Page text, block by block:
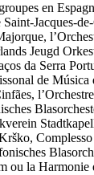
en
Jacques-
Jeugd
da Serra
de Música
ou la Harmonie